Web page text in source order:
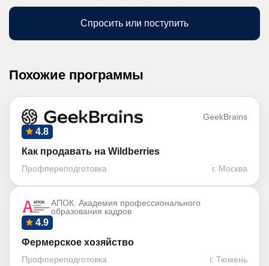
Спросить или поступить
Похожие программы
GeekBrains
4.8
Как продавать на Wildberries
Профпереподготовка г. Москва
АПОК. Академия профессионального
образования кадров
4.9
Фермерское хозяйство
Профпереподготовка г. Тюмень